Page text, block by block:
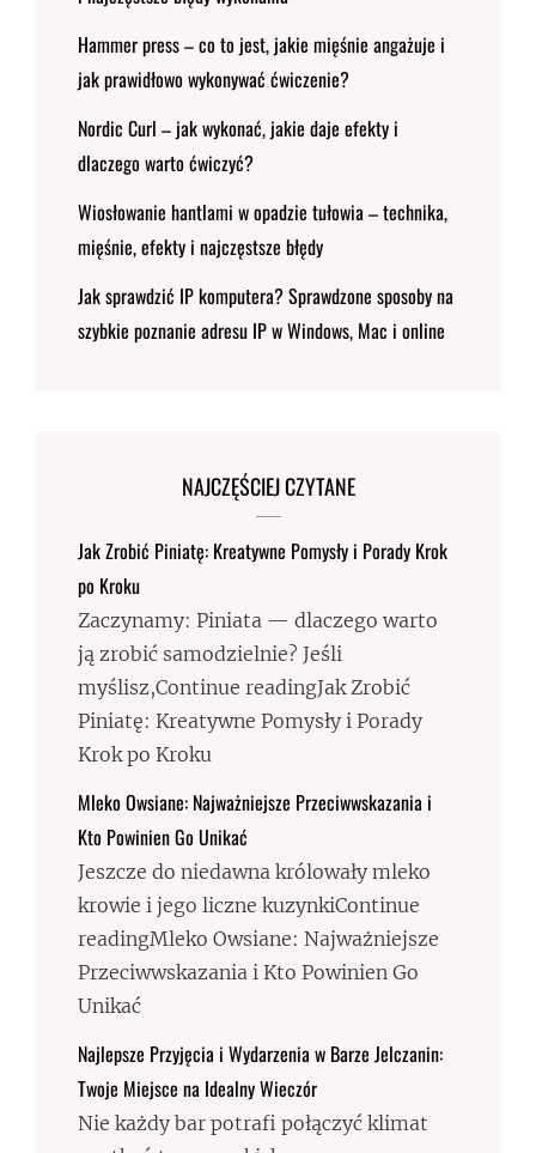
Hammer press – co to jest, jakie mięśnie angażuje i
jak prawidłowo wykonywać ćwiczenie?
Nordic Curl – jak wykonać, jakie daje efekty i
dlaczego warto ćwiczyć?
Wiosłowanie hantlami w opadzie tułowia – technika,
mięśnie, efekty i najczęstsze błędy
Jak sprawdzić IP komputera? Sprawdzone sposoby na
szybkie poznanie adresu IP w Windows, Mac i online
NAJCZĘŚCIEJ CZYTANE
Jak Zrobić Piniatę: Kreatywne Pomysły i Porady Krok
po Kroku
Zaczynamy: Piniata — dlaczego warto
ją zrobić samodzielnie? Jeśli
myślisz,Continue readingJak Zrobić
Piniatę: Kreatywne Pomysły i Porady
Krok po Kroku
Mleko Owsiane: Najważniejsze Przeciwwskazania i
Kto Powinien Go Unikać
Jeszcze do niedawna królowały mleko
krowie i jego liczne kuzynkiContinue
readingMleko Owsiane: Najważniejsze
Przeciwwskazania i Kto Powinien Go
Unikać
Najlepsze Przyjęcia i Wydarzenia w Barze Jelczanin:
Twoje Miejsce na Idealny Wieczór
Nie każdy bar potrafi połączyć klimat